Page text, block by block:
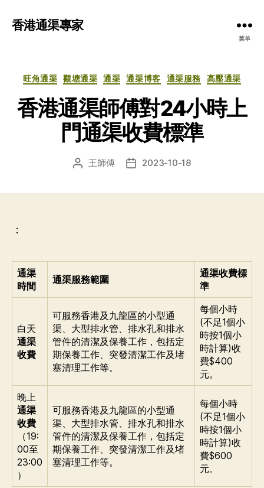
香港通渠專家
菜单
分
旺角通渠 觀塘通渠 通渠 通渠博客 通渠服務 高壓通渠
香港通渠師傅對24小時上
門通渠收費標準
文 王師傅
发 2023-10-18
：
通渠
時間
通渠服務範圍
通渠收費標
準
白天
通渠
收費
可服務香港及九龍區的小型通
渠、大型排水管、排水孔和排水
管件的清潔及保養工作，包括定
期保養工作、突發清潔工作及堵
塞清理工作等。
每個小時
(不足1個小
時按1個小
時計算)收
費$400
元。
晚上
通渠
收費
（19:
00至
23:00
）
可服務香港及九龍區的小型通
渠、大型排水管、排水孔和排水
管件的清潔及保養工作，包括定
期保養工作、突發清潔工作及堵
塞清理工作等。
每個小時
(不足1個小
時按1個小
時計算)收
費$600
元。